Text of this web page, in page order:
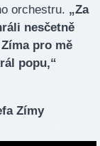
orchestru. „Za
nesčetně
pro mě
popu,“
Zímy